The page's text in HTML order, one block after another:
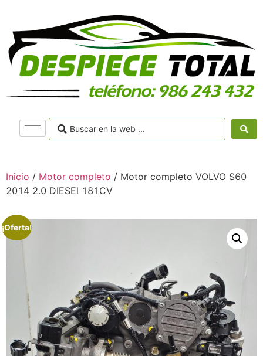
Inicio / Motor completo / Motor completo VOLVO S60
2014 2.0 DIESEl 181CV
¡Oferta!